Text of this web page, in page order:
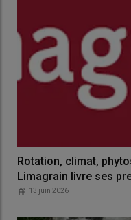
Rotation, climat,
Limagrain livre ses
13 juin 2026